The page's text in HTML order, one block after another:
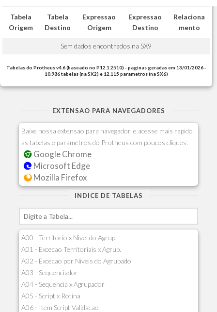
Tabela
Origem
Tabela
Destino
Expressao
Origem
Expressao
Destino
Relaciona
mento
Sem dados encontrados na SX9
Tabelas do Protheus v4.6 (baseado no P12.1.2510) - paginas geradas em 13/01/2026 -
10.986 tabelas (na SX2) e 12.115 parametros (na SX6)
EXTENSAO PARA NAVEGADORES
Baixe nossa extensao para navegador, e acesse mais rapido
as tabelas e parametros do Protheus com poucos cliques:
Google Chrome
Microsoft Edge
Mozilla Firefox
INDICE DE TABELAS
A00 - Territorio x Nivel do Agrup.
A01 - Excecao Territoriais x Agrup.
A02 - Excecao por Niveis do Agrupado
A03 - Sequenciador
A04 - Sequencia x Agrupador
A05 - Script x Rotina
A06 - Item Script Validacao